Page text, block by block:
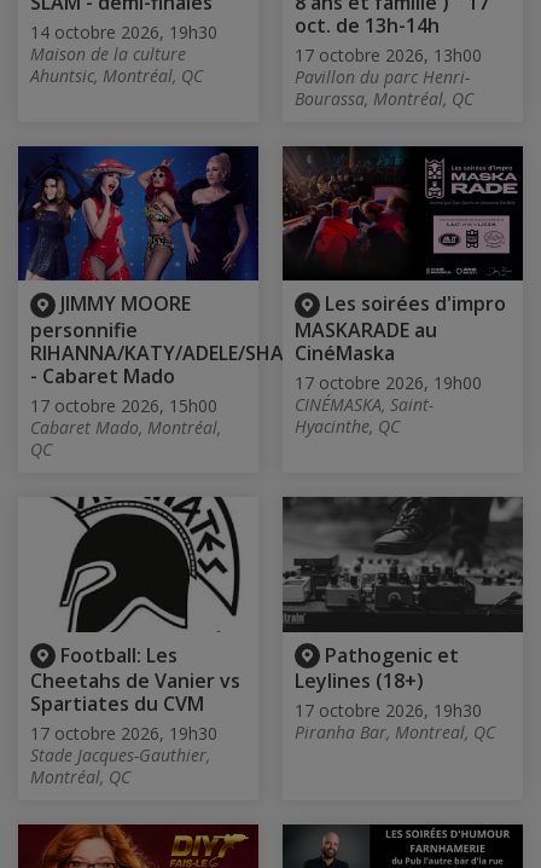
14 octobre 2026, 19h30
Maison de la culture
Ahuntsic, Montréal, QC
oct. de 13h-14h
17 octobre 2026, 13h00
Pavillon du parc Henri-
Bourassa, Montréal, QC
JIMMY MOORE
personnifie
RIHANNA/KATY/ADELE/SHANIA
- Cabaret Mado
17 octobre 2026, 15h00
Cabaret Mado, Montréal,
QC
Les soirées d'impro
MASKARADE au
CinéMaska
17 octobre 2026, 19h00
CINÉMASKA, Saint-
Hyacinthe, QC
Football: Les
Cheetahs de Vanier vs
Spartiates du CVM
17 octobre 2026, 19h30
Stade Jacques-Gauthier,
Montréal, QC
Pathogenic et
Leylines (18+)
17 octobre 2026, 19h30
Piranha Bar, Montreal, QC